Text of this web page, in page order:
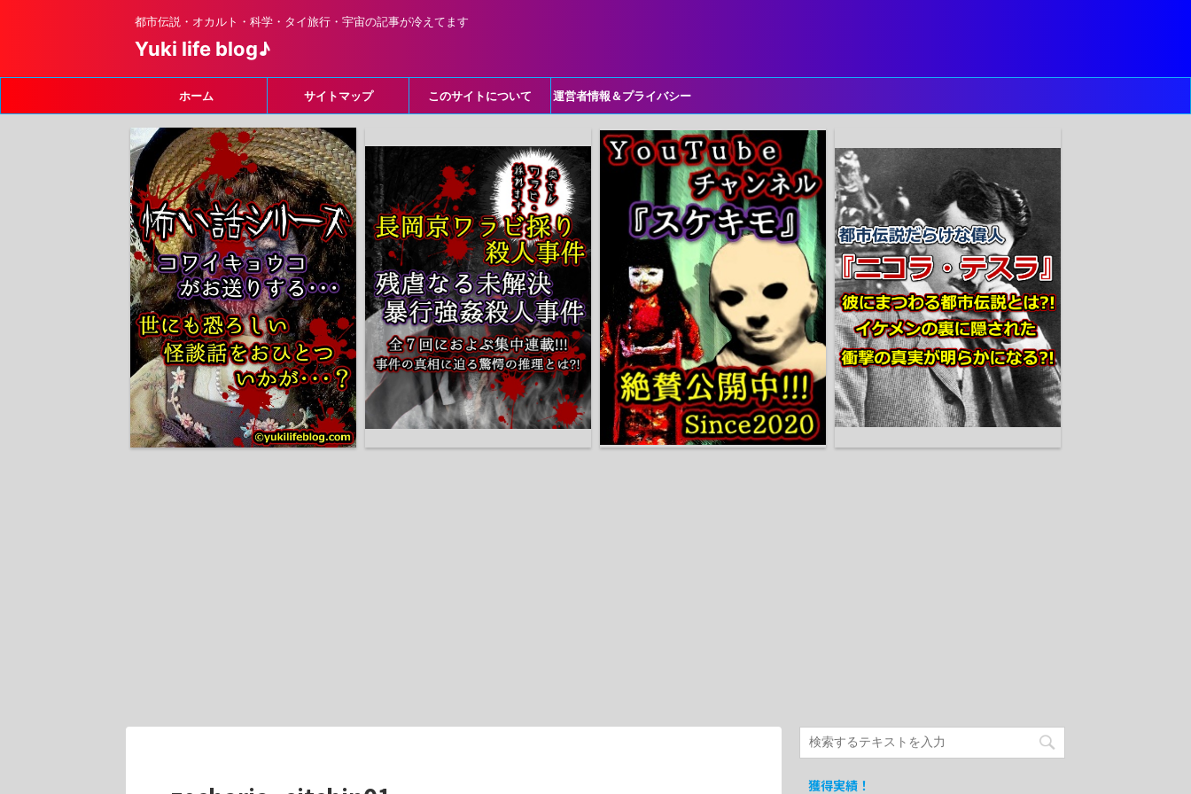
都市伝説・オカルト・科学・タイ旅行・宇宙の記事が冷えてます
Yuki life blog♪
ホーム サイトマップ このサイトについて 運営者情報＆プライバシー
ポリシー
獲得実績！